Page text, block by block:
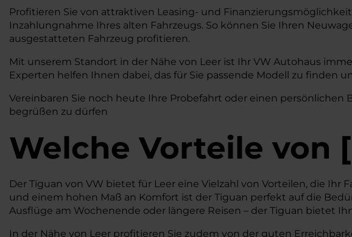
Profitieren Sie von attraktiven Leasing- und
Inzahlungnahme Ihres alten Fahrzeugs. So können Sie Ihren
ausgestatteten Fahrzeug profitieren.
Mit unserem Standort in der Nähe von Leer ist Ihr VW Autohaus
Experten helfen Ihnen dabei, das für Sie passende Modell zu
Vereinbaren Sie noch heute Ihre Probefahrt oder einen
begrüßen zu dürfen
Welche Vorteile von [
Der Tiguan von VW bietet für Leer eine Vielzahl von Vorteilen, die
und einem hohen Maß an Komfort ist der Tiguan perfekt auf die
Ausflüge am Wochenende oder längere Reisen – der Tiguan bietet
In der Nähe von Leer profitieren Sie zudem von der guten